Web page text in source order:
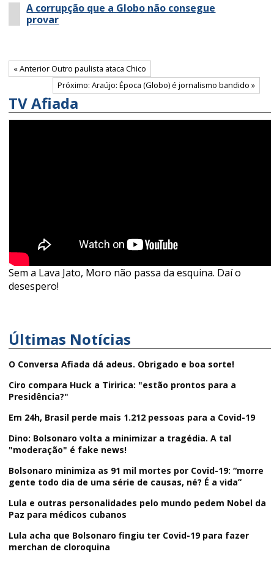
A corrupção que a Globo não consegue
provar
« Anterior Outro paulista ataca Chico
Próximo: Araújo: Época (Globo) é jornalismo bandido »
TV Afiada
Sem a Lava Jato, Moro não passa da esquina. Daí o
desespero!
Últimas Notícias
O Conversa Afiada dá adeus. Obrigado e boa sorte!
Ciro compara Huck a Tiririca: "estão prontos para a
Presidência?"
Em 24h, Brasil perde mais 1.212 pessoas para a Covid-19
Dino: Bolsonaro volta a minimizar a tragédia. A tal
"moderação" é fake news!
Bolsonaro minimiza as 91 mil mortes por Covid-19: “morre
gente todo dia de uma série de causas, né? É a vida”
Lula e outras personalidades pelo mundo pedem Nobel da
Paz para médicos cubanos
Lula acha que Bolsonaro fingiu ter Covid-19 para fazer
merchan de cloroquina